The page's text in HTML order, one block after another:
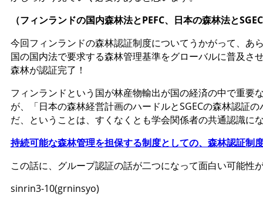
（フィンランドの国内森林法とPEFC、日本の森林法と
今回フィンランドの森林認証制度についてうかがって、あ
国の国内法で要求する森林管理基準をグローバルに普及さ
森林が認証完了！
フィンランドという国が林産物輸出が国の経済の中で重
が、「日本の森林経営計画のハードルとSGECの森林認証
だ、ということは、すくなくとも学会関係者の共通認識に
持続可能な森林管理を担保する制度としての、森林認証制
この話に、グループ認証の話が二つになって面白い可能性
sinrin3-10(grninsyo)